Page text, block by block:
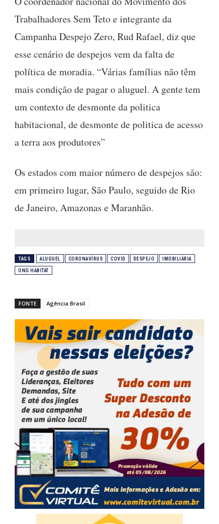
Trabalhadores Sem Teto e integrante da
Campanha Despejo Zero, Rud Rafael, diz que
esse cenário de despejos vem da falta de
política de moradia. “Várias famílias não têm
mais condição de pagar o aluguel. A gente tem
um contexto de desmonte da politica
habitacional, de desmonte de politica de acesso
a terra aos produtores”
Os estados com maior número de despejos são:
em primeiro lugar, São Paulo, seguido de Rio
de Janeiro, Amazonas e Maranhão.
TAGS ALUGUEL CORONAVÍRUS COVID DESPEJO IMOBILIÁRIA
ONG HABITAT
FONTE Agência Brasil